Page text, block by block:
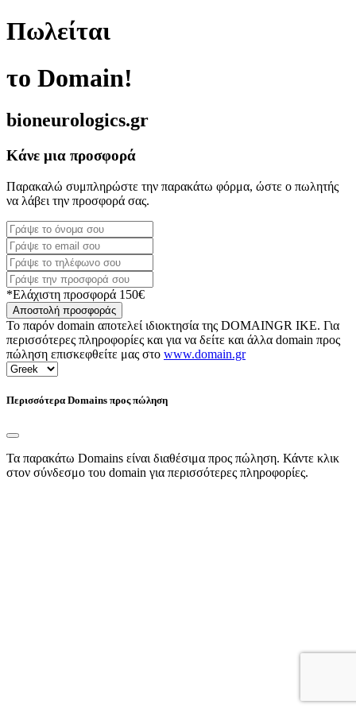
Πωλείται
το Domain!
bioneurologics.gr
Κάνε μια προσφορά
Παρακαλώ συμπληρώστε την παρακάτω φόρμα, ώστε ο πωλητής
να λάβει την προσφορά σας.
*Ελάχιστη προσφορά 150€
Αποστολή προσφοράς
Το παρόν domain αποτελεί ιδιοκτησία της DOMAINGR ΙΚΕ. Για
περισσότερες πληροφορίες και για να δείτε και άλλα domain προς
πώληση επισκεφθείτε μας στο www.domain.gr
Περισσότερα Domains προς πώληση
Τα παρακάτω Domains είναι διαθέσιμα προς πώληση. Κάντε κλικ
στον σύνδεσμο του domain για περισσότερες πληροφορίες.